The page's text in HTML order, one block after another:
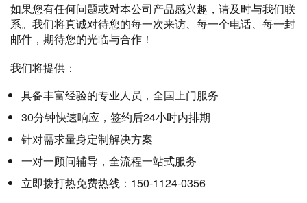
如果您有任何问题或对本公司产品感兴趣，请及时与我们联
系。我们将真诚对待您的每一次来访、每一个电话、每一封
邮件，期待您的光临与合作！
我们将提供：
具备丰富经验的专业人员，全国上门服务
30分钟快速响应，签约后24小时内排期
针对需求量身定制解决方案
一对一顾问辅导，全流程一站式服务
立即拨打热免费热线：150-1124-0356